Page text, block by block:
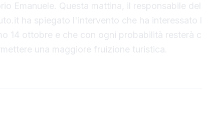
Emanuele. Questa mattina, il responsabile
ha spiegato l'intervento che ha interessato
14 ottobre e che con ogni probabilità resterà
una maggiore fruizione turistica.